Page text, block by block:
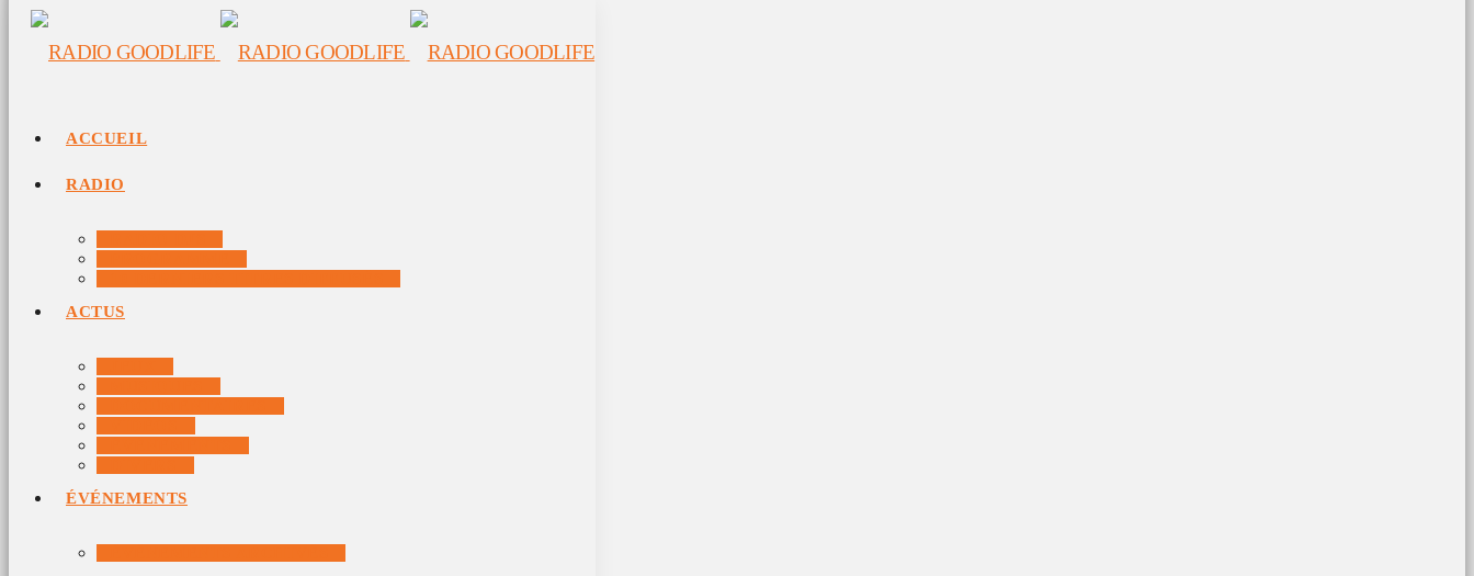
ACCUEIL
RADIO
ACTUS
ÉVÉNEMENTS